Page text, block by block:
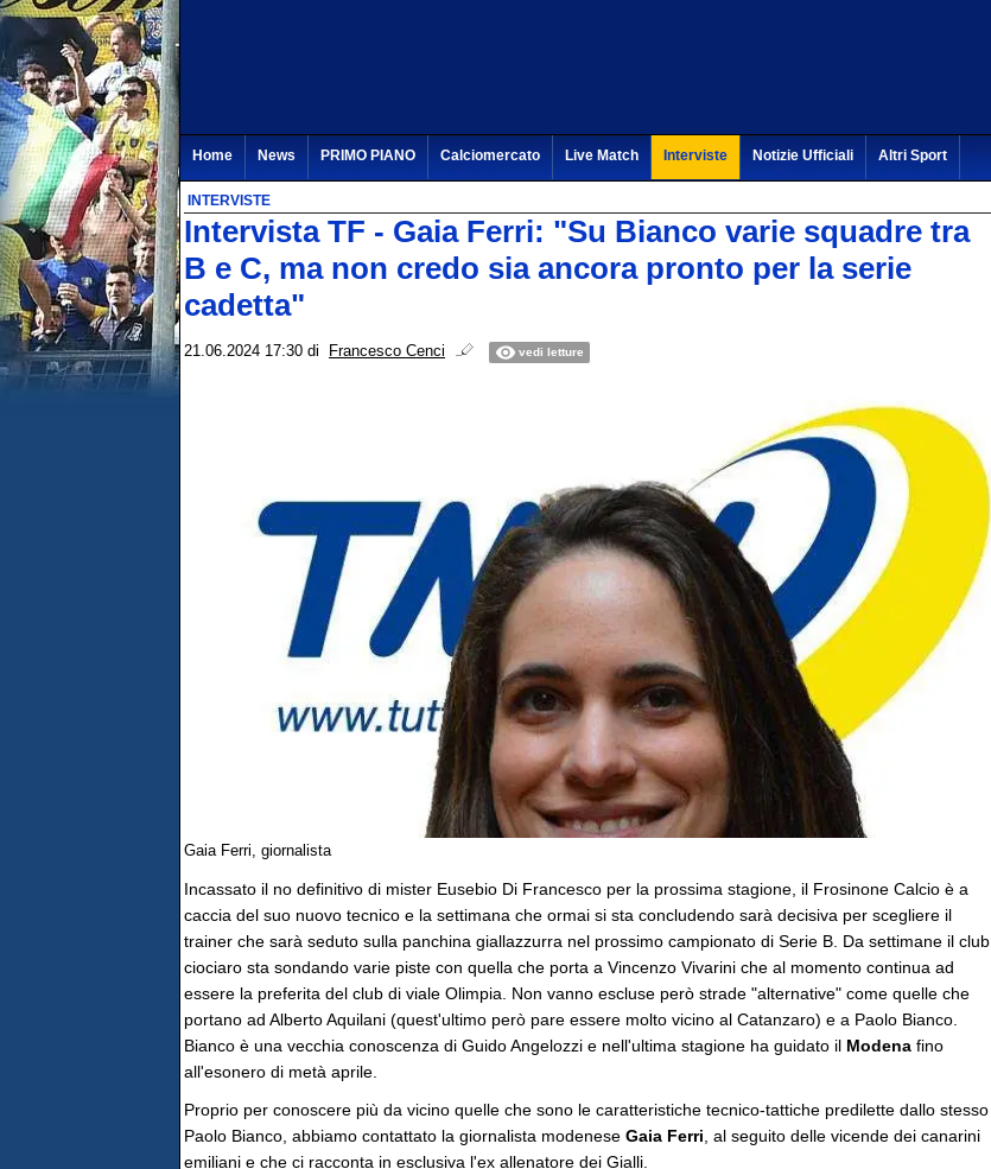
Home News PRIMO PIANO Calciomercato Live Match Interviste Notizie Ufficiali Altri Sport
INTERVISTE
Intervista TF - Gaia Ferri: "Su Bianco varie squadre tra
B e C, ma non credo sia ancora pronto per la serie
cadetta"
21.06.2024 17:30 di Francesco Cenci vedi letture
Gaia Ferri, giornalista
Incassato il no definitivo di mister Eusebio Di Francesco per la prossima stagione, il Frosinone Calcio è a
caccia del suo nuovo tecnico e la settimana che ormai si sta concludendo sarà decisiva per scegliere il
trainer che sarà seduto sulla panchina giallazzurra nel prossimo campionato di Serie B. Da settimane il club
ciociaro sta sondando varie piste con quella che porta a Vincenzo Vivarini che al momento continua ad
essere la preferita del club di viale Olimpia. Non vanno escluse però strade "alternative" come quelle che
portano ad Alberto Aquilani (quest'ultimo però pare essere molto vicino al Catanzaro) e a Paolo Bianco.
Bianco è una vecchia conoscenza di Guido Angelozzi e nell'ultima stagione ha guidato il Modena fino
all'esonero di metà aprile.
Proprio per conoscere più da vicino quelle che sono le caratteristiche tecnico-tattiche predilette dallo stesso
Paolo Bianco, abbiamo contattato la giornalista modenese Gaia Ferri , al seguito delle vicende dei canarini
emiliani e che ci racconta in esclusiva l'ex allenatore dei Gialli.